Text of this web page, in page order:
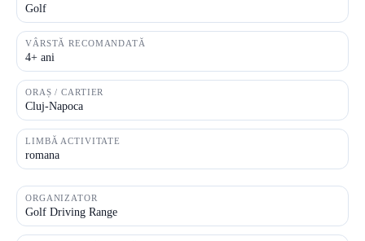
Golf
VÂRSTĂ RECOMANDATĂ
4+ ani
ORAȘ / CARTIER
Cluj-Napoca
LIMBĂ ACTIVITATE
romana
ORGANIZATOR
Golf Driving Range